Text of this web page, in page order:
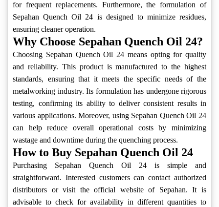
for frequent replacements. Furthermore, the formulation of
Sepahan Quench Oil 24 is designed to minimize residues,
ensuring cleaner operation.
Why Choose Sepahan Quench Oil 24?
Choosing Sepahan Quench Oil 24 means opting for quality
and reliability. This product is manufactured to the highest
standards, ensuring that it meets the specific needs of the
metalworking industry. Its formulation has undergone rigorous
testing, confirming its ability to deliver consistent results in
various applications. Moreover, using Sepahan Quench Oil 24
can help reduce overall operational costs by minimizing
wastage and downtime during the quenching process.
How to Buy Sepahan Quench Oil 24
Purchasing Sepahan Quench Oil 24 is simple and
straightforward. Interested customers can contact authorized
distributors or visit the official website of Sepahan. It is
advisable to check for availability in different quantities to